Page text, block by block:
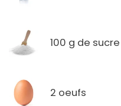
100 g de sucre
2 oeufs